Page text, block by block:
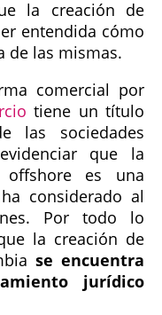
la creación de
entendida cómo
de las mismas.
comercial por
tiene un título
las sociedades
que la
offshore es una
considerado al
Por todo lo
la creación de
se encuentra
jurídico